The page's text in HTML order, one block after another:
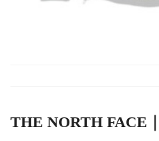
THE NORTH FACE